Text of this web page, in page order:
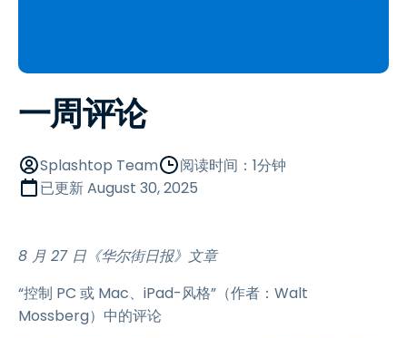
一周评论
Splashtop Team
阅读时间：1分钟
已更新August 30, 2025
8 月 27 日《华尔街日报》文章
“控制 PC 或 Mac、iPad-风格”（作者：Walt
Mossberg）中的评论